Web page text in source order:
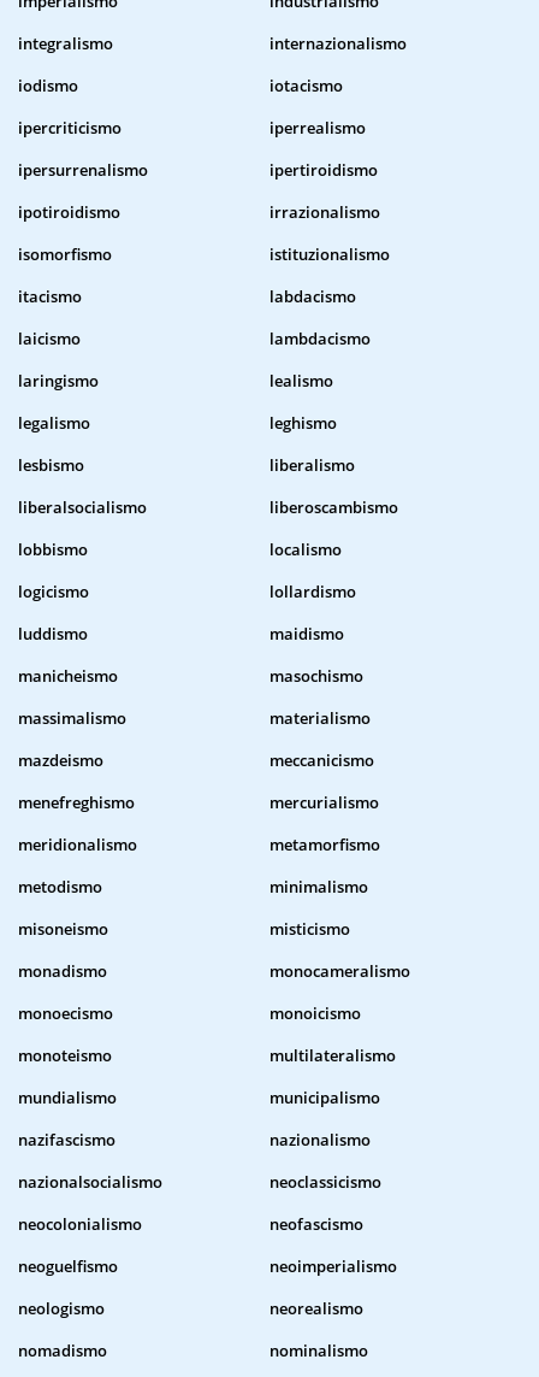
integralismo
internazionalismo
iodismo
iotacismo
ipercriticismo
iperrealismo
ipersurrenalismo
ipertiroidismo
ipotiroidismo
irrazionalismo
isomorfismo
istituzionalismo
itacismo
labdacismo
laicismo
lambdacismo
laringismo
lealismo
legalismo
leghismo
lesbismo
liberalismo
liberalsocialismo
liberoscambismo
lobbismo
localismo
logicismo
lollardismo
luddismo
maidismo
manicheismo
masochismo
massimalismo
materialismo
mazdeismo
meccanicismo
menefreghismo
mercurialismo
meridionalismo
metamorfismo
metodismo
minimalismo
misoneismo
misticismo
monadismo
monocameralismo
monoecismo
monoicismo
monoteismo
multilateralismo
mundialismo
municipalismo
nazifascismo
nazionalismo
nazionalsocialismo
neoclassicismo
neocolonialismo
neofascismo
neoguelfismo
neoimperialismo
neologismo
neorealismo
nomadismo
nominalismo